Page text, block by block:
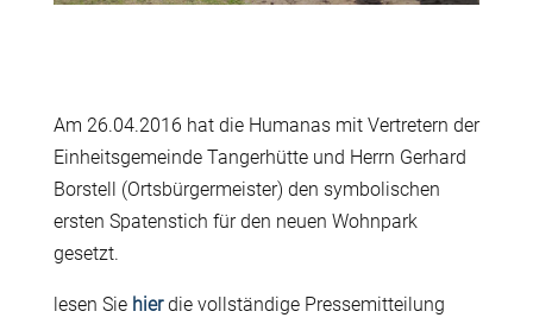
Am 26.04.2016 hat die Humanas mit Vertretern der
Einheitsgemeinde Tangerhütte und Herrn Gerhard
Borstell (Ortsbürgermeister) den symbolischen
ersten Spatenstich für den neuen Wohnpark
gesetzt.
lesen Sie hierdie vollständige Pressemitteilung